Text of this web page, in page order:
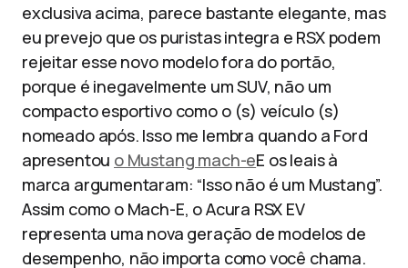
exclusiva acima, parece bastante elegante, mas
eu prevejo que os puristas integra e RSX podem
rejeitar esse novo modelo fora do portão,
porque é inegavelmente um SUV, não um
compacto esportivo como o (s) veículo (s)
nomeado após. Isso me lembra quando a Ford
apresentou o Mustang mach-eE os leais à
marca argumentaram: “Isso não é um Mustang”.
Assim como o Mach-E, o Acura RSX EV
representa uma nova geração de modelos de
desempenho, não importa como você chama.